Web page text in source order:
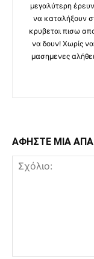
μεγαλύτερη
να καταλήξουν
κρυβεται πισω
να δουν! Χωρίς
μασημενες
ΑΦΗΣΤΕ ΜΙΑ